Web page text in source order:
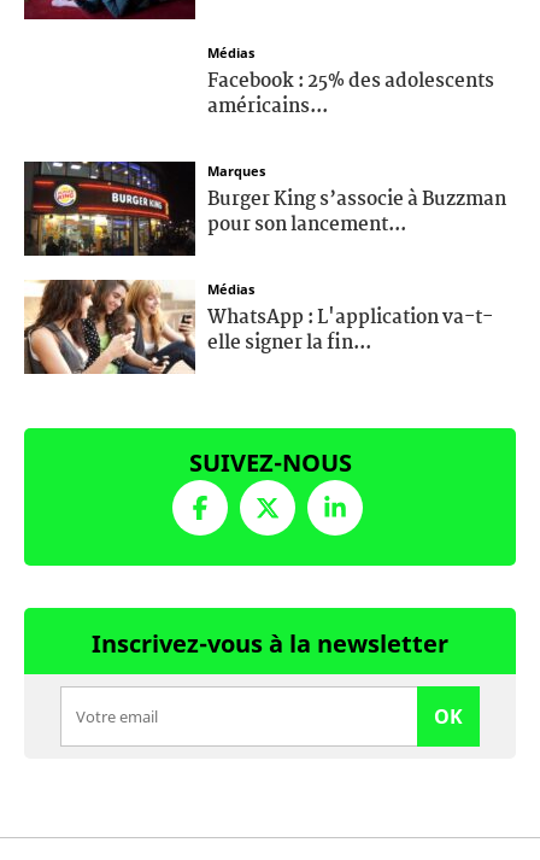
Médias
Facebook : 25% des adolescents
américains...
Marques
Burger King s’associe à Buzzman
pour son lancement...
Médias
WhatsApp : L'application va-t-
elle signer la fin...
SUIVEZ-NOUS
Inscrivez-vous à la newsletter
OK